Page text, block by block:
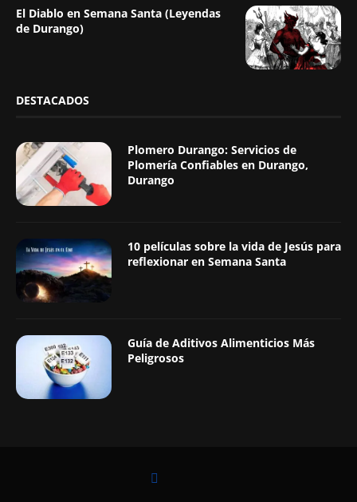
El Diablo en Semana Santa (Leyendas
de Durango)
DESTACADOS
Plomero Durango: Servicios de
Plomería Confiables en Durango,
Durango
10 películas sobre la vida de Jesús para
reflexionar en Semana Santa
Guía de Aditivos Alimenticios Más
Peligrosos